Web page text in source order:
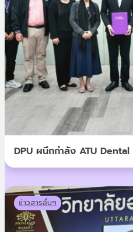
DPU ผนึกกำลัง ATU
ทันตแพทย์’ ยกระดับวิชาชีพ
ข่าวสารอื่นๆ